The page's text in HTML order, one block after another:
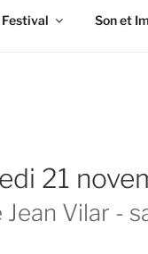
Festival Son et
21
Jean Vilar -